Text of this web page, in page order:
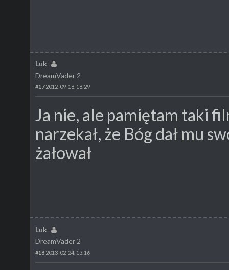
Luk
DreamVader 2
#172012-09-18, 18:29
Ja nie, ale pamiętam taki
narzekał, że Bóg dał mu
żałował
Luk
DreamVader 2
#18 2013-02-24, 13:16